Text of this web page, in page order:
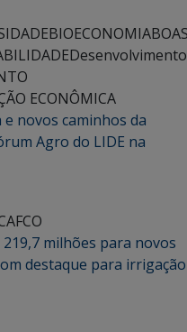
BIOECONOMIA
Desenvolvimento
ECONÔMICA
novos caminhos da
Agro do LIDE na
FCO
milhões para novos
destaque para irrigação